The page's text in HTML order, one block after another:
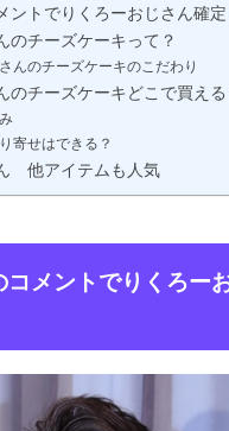
ントでりくろーおじさん確定
のチーズケーキって？
んのチーズケーキのこだわり
のチーズケーキどこで買える
寄せはできる？
他アイテムも人気
コメントでりくろー